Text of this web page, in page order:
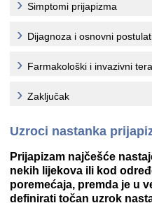
Simptomi prijapizma
Dijagnoza i osnovni
Farmakološki i invazivni
Zaključak
Uzroci nastanka
Prijapizam najčešće
nekih lijekova ili kod
poremećaja, premda je u
definirati točan uzrok